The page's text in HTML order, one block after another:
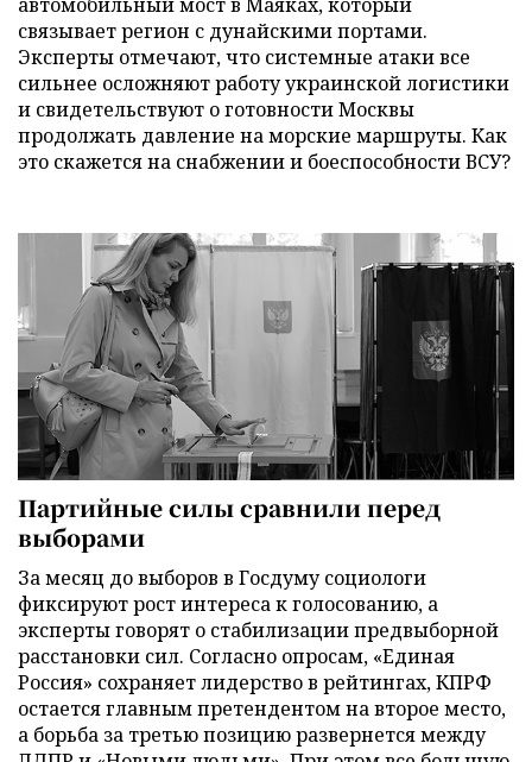
автомобильный мост в Маяках, который
связывает регион с дунайскими портами.
Эксперты отмечают, что системные атаки все
сильнее осложняют работу украинской логистики
и свидетельствуют о готовности Москвы
продолжать давление на морские маршруты. Как
это скажется на снабжении и боеспособности ВСУ?
Партийные силы сравнили перед
выборами
За месяц до выборов в Госдуму социологи
фиксируют рост интереса к голосованию, а
эксперты говорят о стабилизации предвыборной
расстановки сил. Согласно опросам, «Единая
Россия» сохраняет лидерство в рейтингах, КПРФ
остается главным претендентом на второе место,
а борьба за третью позицию развернется между